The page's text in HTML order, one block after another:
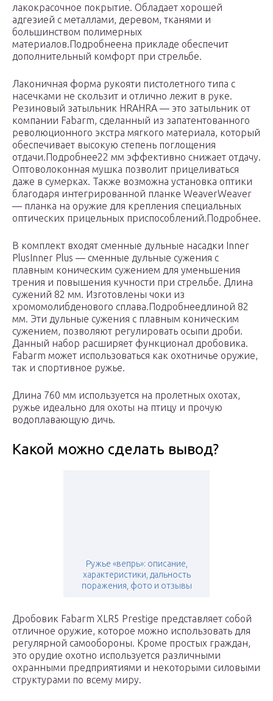
лакокрасочное покрытие. Обладает хорошей
адгезией с металлами, деревом, тканями и
большинством полимерных
материалов.Подробнеена прикладе обеспечит
дополнительный комфорт при стрельбе.
Лаконичная форма рукояти пистолетного типа с
насечками не скользит и отлично лежит в руке.
Резиновый затыльник HRAHRA — это затыльник от
компании Fabarm, сделанный из запатентованного
революционного экстра мягкого материала, который
обеспечивает высокую степень поглощения
отдачи.Подробнее22 мм эффективно снижает отдачу.
Оптоволоконная мушка позволит прицеливаться
даже в сумерках. Также возможна установка оптики
благодаря интегрированной планке WeaverWeaver
— планка на оружие для крепления специальных
оптических прицельных приспособлений.Подробнее.
В комплект входят сменные дульные насадки Inner
PlusInner Plus — сменные дульные сужения с
плавным коническим сужением для уменьшения
трения и повышения кучности при стрельбе. Длина
сужений 82 мм. Изготовлены чоки из
хромомолибденового сплава.Подробнеедлиной 82
мм. Эти дульные сужения с плавным коническим
сужением, позволяют регулировать осыпи дроби.
Данный набор расширяет функционал дробовика.
Fabarm может использоваться как охотничье оружие,
так и спортивное ружье.
Длина 760 мм используется на пролетных охотах,
ружье идеально для охоты на птицу и прочую
водоплавающую дичь.
Какой можно сделать вывод?
Ружье «вепрь»: описание,
характеристики, дальность
поражения, фото и отзывы
Дробовик Fabarm XLR5 Prestige представляет собой
отличное оружие, которое можно использовать для
регулярной самообороны. Кроме простых граждан,
это орудие охотно используется различными
охранными предприятиями и некоторыми силовыми
структурами по всему миру.